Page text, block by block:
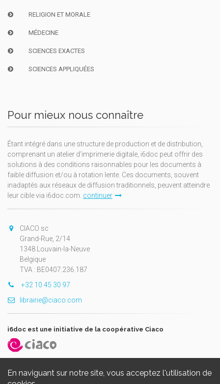
En naviguant sur notre site, vous acceptez l'utilisation de
RELIGION ET MORALE
MÉDECINE
SCIENCES EXACTES
SCIENCES APPLIQUÉES
Pour mieux nous connaître
Étant intégré dans une structure de production et de distribution,
comprenant un atelier d'imprimerie digitale, i6doc peut offrir des
solutions à des conditions raisonnables pour les documents à
faible diffusion et/ou à rotation lente. Ces documents, souvent
inadaptés aux réseaux de diffusion traditionnels, peuvent atteindre
leur cible via i6doc.com. continuer
CIACO sc
Grand-Rue, 2/14
1348 Louvain-la-Neuve
Belgique
TVA : BE0407.236.187
+32 10 45 30 97
librairie@ciaco.com
i6doc est une initiative de la coopérative Ciaco